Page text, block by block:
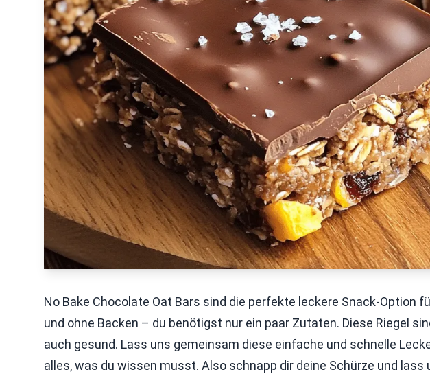
No Bake Chocolate Oat Bars sind die perfekte leckere Snack-Option
und ohne Backen – du benötigst nur ein paar Zutaten. Diese Riegel
auch gesund. Lass uns gemeinsam diese einfache und schnelle
alles, was du wissen musst. Also schnapp dir deine Schürze und lass